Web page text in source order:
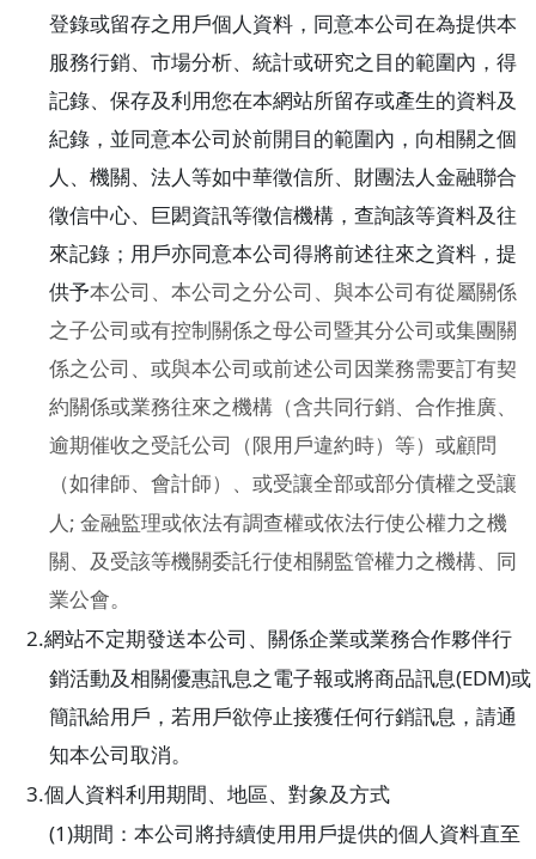
登錄或留存之用戶個人資料，同意本公司在為提供本
服務行銷、市場分析、統計或研究之目的範圍內，得
記錄、保存及利用您在本網站所留存或產生的資料及
紀錄，並同意本公司於前開目的範圍內，向相關之個
人、機關、法人等如中華徵信所、財團法人金融聯合
徵信中心、巨閎資訊等徵信機構，查詢該等資料及往
來記錄；用戶亦同意本公司得將前述往來之資料，提
供予本公司、本公司之分公司、與本公司有從屬關係
之子公司或有控制關係之母公司暨其分公司或集團關
係之公司、或與本公司或前述公司因業務需要訂有契
約關係或業務往來之機構（含共同行銷、合作推廣、
逾期催收之受託公司（限用戶違約時） 等）或顧問
（如律師、會計師）、或受讓全部或部分債權之受讓
人 ; 金融監理或依法有調查權或依法行使公權力之機
關、及受該等機關委託行使相關監管權力之機構、同
業公會。
2.網站不定期發送本公司、關係企業或業務合作夥伴行
銷活動及相關優惠訊息之電子報或將商品訊息(EDM)或
簡訊給用戶，若用戶欲停止接獲任何行銷訊息，請通
知本公司取消。
3.個人資料利用期間、地區、對象及方式
(1)期間：本公司將持續使用用戶提供的個人資料直至